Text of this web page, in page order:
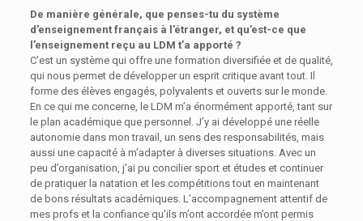
De manière générale, que penses-tu du système
d’enseignement français à l’étranger, et qu’est-ce que
l’enseignement reçu au LDM t’a apporté ?
C’est un système qui offre une formation diversifiée et de qualité,
qui nous permet de développer un esprit critique avant tout. Il
forme des élèves engagés, polyvalents et ouverts sur le monde.
En ce qui me concerne, le LDM m’a énormément apporté, tant sur
le plan académique que personnel. J’y ai développé une réelle
autonomie dans mon travail, un sens des responsabilités, mais
aussi une capacité à m’adapter à diverses situations. Avec un
peu d’organisation, j’ai pu concilier sport et études et continuer
de pratiquer la natation et les compétitions tout en maintenant
de bons résultats académiques. L’accompagnement attentif de
mes profs et la confiance qu’ils m’ont accordée m’ont permis